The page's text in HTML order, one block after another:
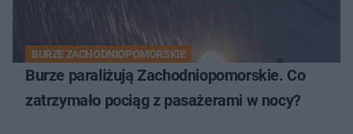
BURZE ZACHODNIOPOMORSKIE
Burze paraliżują Zachodniopomorskie. Co
zatrzymało pociąg z pasażerami w nocy?